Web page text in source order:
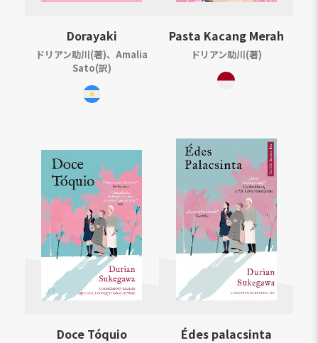
Dorayaki
ドリアン助川(著)、Amalia
Sato(訳)
Pasta Kacang Merah
ドリアン助川(著)
Doce Tóquio Édes palacsinta